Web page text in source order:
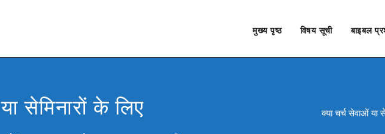
मुख्य पृष्ठ विषय सूची बाइबल
सेमिनारों के लिए
क्या चर्च सेवाओं या